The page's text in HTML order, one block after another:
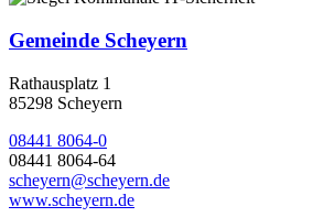
Gemeinde Scheyern
Rathausplatz 1
85298 Scheyern
08441 8064-0
08441 8064-64
scheyern@scheyern.de
www.scheyern.de